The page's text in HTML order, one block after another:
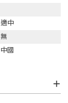
適中
無
中國